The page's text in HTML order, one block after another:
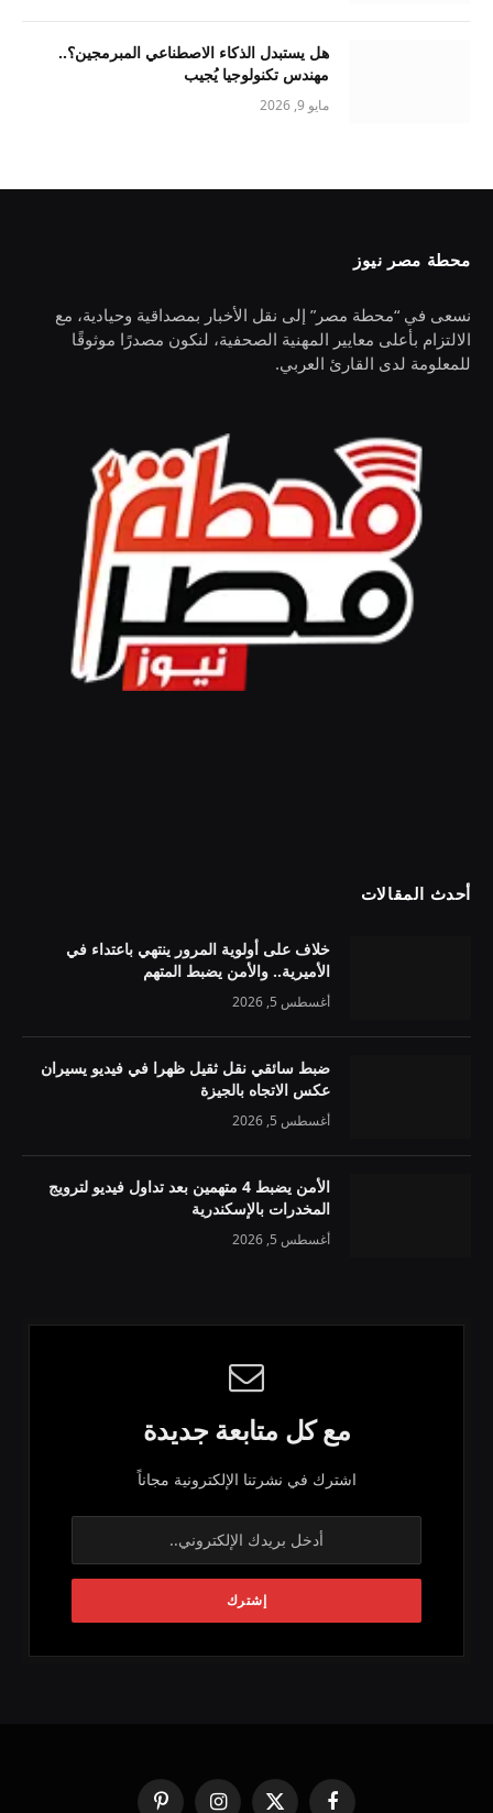
هل يستبدل الذكاء الاصطناعي المبرمجين؟..
مهندس تكنولوجيا يُجيب
مايو 9, 2026
محطة مصر نيوز
نسعى في “محطة مصر” إلى نقل الأخبار بمصداقية وحيادية، مع
الالتزام بأعلى معايير المهنية الصحفية، لنكون مصدرًا موثوقًا
للمعلومة لدى القارئ العربي.
أحدث المقالات
خلاف على أولوية المرور ينتهي باعتداء في
الأميرية.. والأمن يضبط المتهم
أغسطس 5, 2026
ضبط سائقي نقل ثقيل ظهرا في فيديو يسيران
عكس الاتجاه بالجيزة
أغسطس 5, 2026
الأمن يضبط 4 متهمين بعد تداول فيديو لترويج
المخدرات بالإسكندرية
أغسطس 5, 2026
مع كل متابعة جديدة
اشترك في نشرتنا الإلكترونية مجاناً